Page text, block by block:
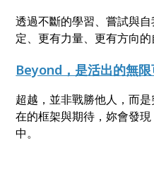
透過不斷的學習、嘗試與
定、更有力量、更有方向的
Beyond，是活出的無
超越，並非戰勝他人，而
在的框架與期待，妳會發
中。